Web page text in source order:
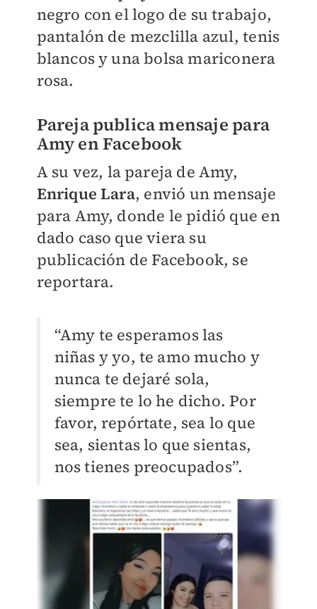
negro con el logo de su trabajo,
pantalón de mezclilla azul, tenis
blancos y una bolsa mariconera
rosa.
Pareja publica mensaje para
Amy en Facebook
A su vez, la pareja de Amy,
Enrique Lara, envió un mensaje
para Amy, donde le pidió que en
dado caso que viera su
publicación de Facebook, se
reportara.
“Amy te esperamos las
niñas y yo, te amo mucho y
nunca te dejaré sola,
siempre te lo he dicho. Por
favor, repórtate, sea lo que
sea, sientas lo que sientas,
nos tienes preocupados”.